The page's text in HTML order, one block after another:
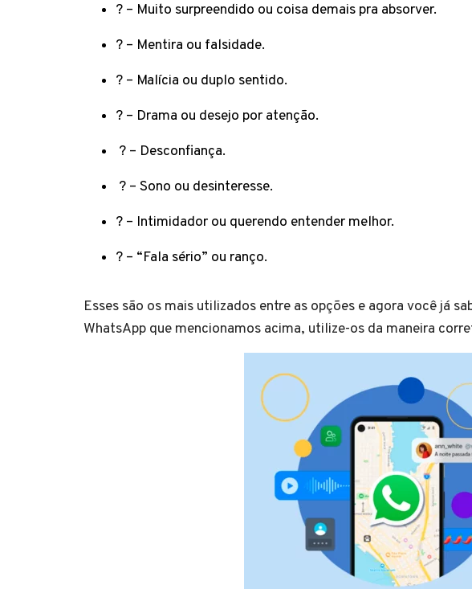
? – Muito surpreendido ou coisa demais pra absorver.
? – Mentira ou falsidade.
? – Malícia ou duplo sentido.
? – Drama ou desejo por atenção.
? – Desconfiança.
? – Sono ou desinteresse.
? – Intimidador ou querendo entender melhor.
? – “Fala sério” ou ranço.
Esses são os mais utilizados entre as opções e agora você já
WhatsApp que mencionamos acima, utilize-os da maneira